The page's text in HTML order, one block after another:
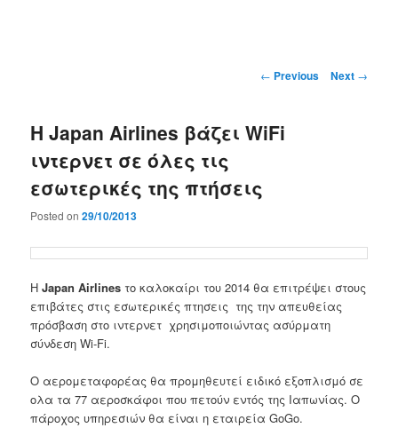
Post
← Previous Next →
Η Japan Airlines βάζει WiFi
ιντερνετ σε όλες τις
εσωτερικές της πτήσεις
Posted on29/10/2013
ΗJapan Airlines το καλοκαίρι του 2014 θα επιτρέψει στους
επιβάτες στις εσωτερικές πτησεις της την απευθείας
πρόσβαση στο ιντερνετ χρησιμοποιώντας ασύρματη
σύνδεση Wi-Fi.
Ο αερομεταφορέας θα προμηθευτεί ειδικό εξοπλισμό σε
ολα τα 77 αεροσκάφοι που πετούν εντός της Ιαπωνίας. Ο
πάροχος υπηρεσιών θα είναι η εταιρεία GoGo.